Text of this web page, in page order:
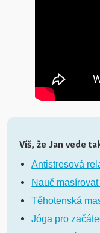
Víš, že Jan vede
Antistresová
Nauč
Těhotenská
Jóga pro